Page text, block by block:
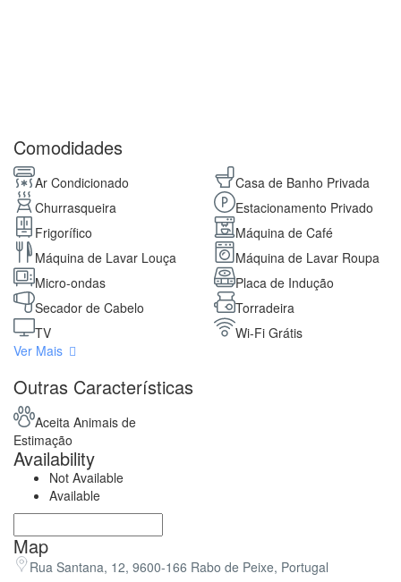
Comodidades
Ar Condicionado
Casa de Banho Privada
Churrasqueira
Estacionamento Privado
Frigorífico
Máquina de Café
Máquina de Lavar Louça
Máquina de Lavar Roupa
Micro-ondas
Placa de Indução
Secador de Cabelo
Torradeira
TV
Wi-Fi Grátis
Ver Mais
Outras Características
Aceita Animais de
Estimação
Availability
Not Available
Available
Map
Rua Santana, 12, 9600-166 Rabo de Peixe, Portugal